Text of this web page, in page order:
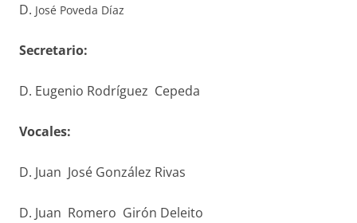
D. José Poveda Díaz
Secretario:
D. Eugenio Rodríguez Cepeda
Vocales:
D. Juan José González Rivas
D. Juan Romero Girón Deleito